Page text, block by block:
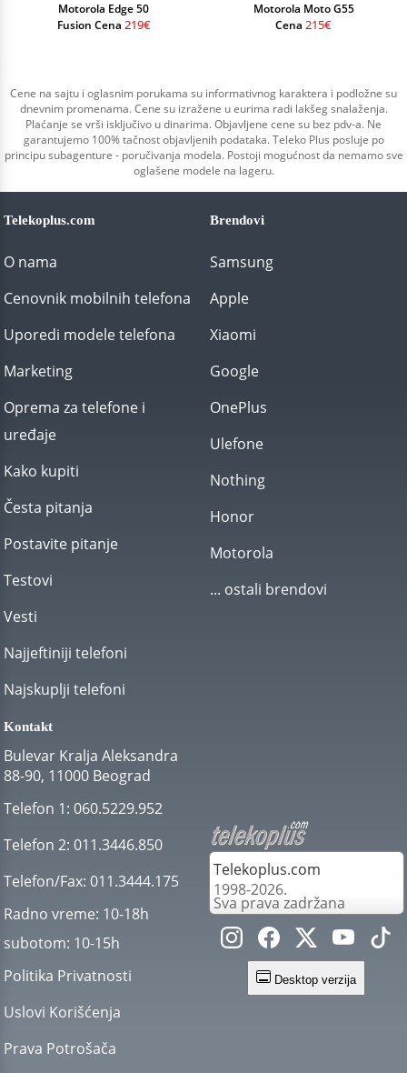
Motorola Edge 50
Fusion Cena 219€
Motorola Moto G55
Cena 215€
Cene na sajtu i oglasnim porukama su informativnog karaktera i podložne su
dnevnim promenama. Cene su izražene u eurima radi lakšeg snalaženja.
Plaćanje se vrši isključivo u dinarima. Objavljene cene su bez pdv-a. Ne
garantujemo 100% tačnost objavljenih podataka. Teleko Plus posluje po
principu subagenture - poručivanja modela. Postoji mogućnost da nemamo sve
oglašene modele na lageru.
Telekoplus.com
O nama
Cenovnik mobilnih telefona
Uporedi modele telefona
Marketing
Oprema za telefone i
uređaje
Kako kupiti
Česta pitanja
Postavite pitanje
Testovi
Vesti
Najjeftiniji telefoni
Najskuplji telefoni
Brendovi
Samsung
Apple
Xiaomi
Google
OnePlus
Ulefone
Nothing
Honor
Motorola
... ostali brendovi
Kontakt
Bulevar Kralja Aleksandra
88-90, 11000 Beograd
Telefon 1: 060.5229.952
Telefon 2: 011.3446.850
Telefon/Fax: 011.3444.175
Radno vreme: 10-18h
subotom: 10-15h
Politika Privatnosti
Uslovi Korišćenja
Prava Potrošača
Telekoplus.com
1998-2026.
Sva prava zadržana
Desktop verzija